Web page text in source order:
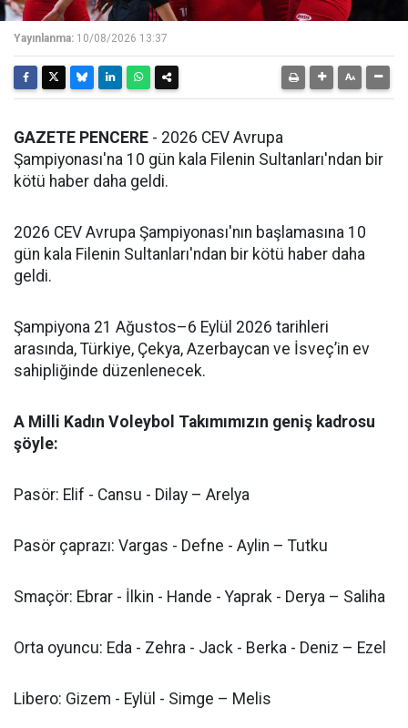
Yayınlanma: 10/08/2026 13:37
GAZETE PENCERE - 2026 CEV Avrupa
Şampiyonası'na 10 gün kala Filenin Sultanları'ndan bir
kötü haber daha geldi.
2026 CEV Avrupa Şampiyonası'nın başlamasına 10
gün kala Filenin Sultanları'ndan bir kötü haber daha
geldi.
Şampiyona 21 Ağustos–6 Eylül 2026 tarihleri
arasında, Türkiye, Çekya, Azerbaycan ve İsveç’in ev
sahipliğinde düzenlenecek.
A Milli Kadın Voleybol Takımımızın geniş kadrosu
şöyle:
Pasör: Elif - Cansu - Dilay – Arelya
Pasör çaprazı: Vargas - Defne - Aylin – Tutku
Smaçör: Ebrar - İlkin - Hande - Yaprak - Derya – Saliha
Orta oyuncu: Eda - Zehra - Jack - Berka - Deniz – Ezel
Libero: Gizem - Eylül - Simge – Melis